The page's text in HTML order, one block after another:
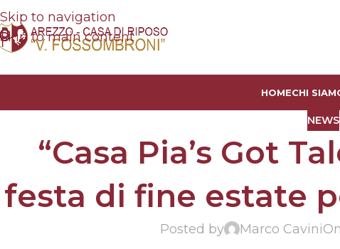
Skip to navigation
Skip to main content
HOMECHI
NEWS
“Casa Pia’s Got
festa di fine estate
Posted by Marco Cavini